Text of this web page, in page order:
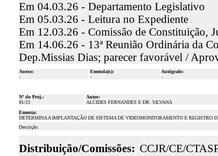
Em 04.03.26 - Departamento Legislativo
Em 05.03.26 - Leitura no Expediente
Em 12.03.26 - Comissão de Constituição,
Em 14.06.26 - 13ª Reunião Ordinária da
Dep.Missias Dias; parecer favorável /
Anexo:
-
Emenda(s):
-
Autógrafo:
-
Nº do Proj.:
81/23
Autor:
ALCIDES FERNANDES E DR. SILVANA
Ementa:
DETERMINA A IMPLANTAÇÃO DE SISTEMA DE VIDEOMONITORAMENTO E
Descrição:
Distribuição/Comissões: CCJR/CE/